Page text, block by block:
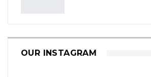
OUR INSTAGRAM